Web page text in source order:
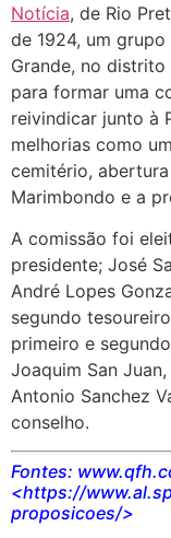
Notícia, de Rio
de 1924, um
Grande, no distrito
para formar uma
reivindicar junto à
melhorias como
cemitério,
Marimbondo e a
A comissão foi
presidente; José
André Lopes
segundo
primeiro e
Joaquim San
Antonio Sanchez
conselho.
Fontes:
<https://
proposicoes/>